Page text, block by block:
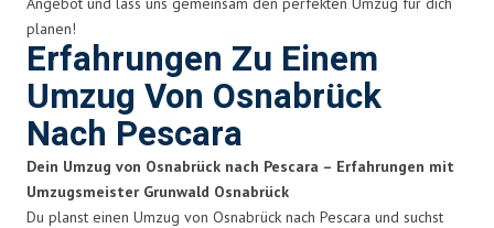
planen!
Erfahrungen Zu Einem
Umzug Von Osnabrück
Nach Pescara
Dein Umzug von Osnabrück nach Pescara – Erfahrungen mit
Umzugsmeister Grunwald Osnabrück
Du planst einen Umzug von Osnabrück nach Pescara und suchst